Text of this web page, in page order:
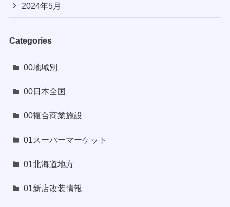
2024年5月
Categories
00地域別
00日本全国
00複合商業施設
01スーパーマーケット
01北海道地方
01新店改装情報